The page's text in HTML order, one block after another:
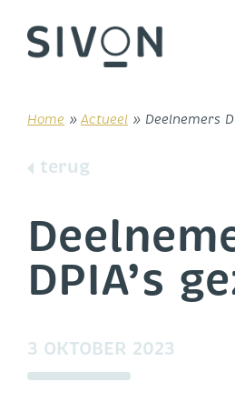
content
Home » Actueel » Deelnemers
terug
DPIA’s
3 OKTOBER 2023